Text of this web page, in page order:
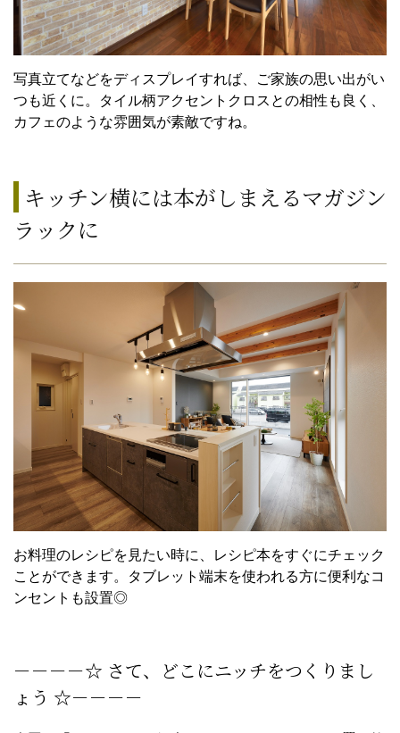
写真立てなどをディスプレイすれば、ご家族の思い出がい
つも近くに。タイル柄アクセントクロスとの相性も良く、
カフェのような雰囲気が素敵ですね。
キッチン横には本がしまえるマガジン
ラックに
お料理のレシピを見たい時に、レシピ本をすぐにチェック
ことができます。タブレット端末を使われる方に便利なコ
ンセントも設置◎
－－－－☆ さて、どこにニッチをつくりまし
ょう ☆－－－－